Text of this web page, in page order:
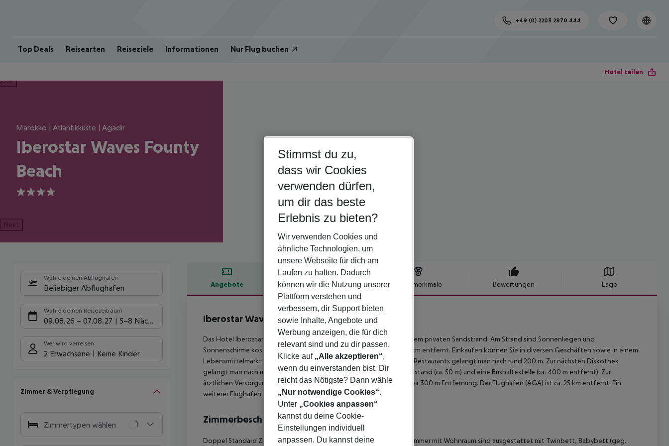
Top Deals Reisearten Reiseziele Informationen Nur Flug buchen
+49 (0) 2203 2970 444
Hotel teilen
Marokko | Atlantikküste | Agadir
Iberostar Waves Founty
Beach
4
Next
Wähle deinen Abflughafen
Beliebiger Abflughafen
Wähle deinen Reisezeitraum
09.08.26 – 07.08.27 5-8 Nächte
Wer wird verreisen
2 Erwachsene Keine Kinder
Zimmer & Verpflegung
Zimmertypen wählen
Angebote Hotelbeschreibung Hotelmerkmale Bewertungen Lage
Hotelbeschreibung
Iberostar Waves Founty Beach
Das Hotel Iberostar Founty Beach befindet sich direkt am Agadir, einem privaten Sandstrand. Am Strand sind Sonnenliegen und
Sonnenschirme kostenlos verfügbar. Die Stadt Marrakech ist ca. 260 km entfernt. Einkaufen können Sie in diversen Geschäften sowie in einem
Lebensmittelmarkt in ca. 2 km Entfernung. Zu den nächsten Bars und Restaurants gelangt man nach rund 200 m. Zur nächsten Diskothek
gelangt man nach rund 300 m. Für Mobilität im Urlaub sorgen ein Taxistand (ca. 50 m) und eine Bushaltestelle (ca. 400 m entfernt). Zur
ärztlichen Versorgung im Notfall befindet sich ein Krankenhaus in etwa 300 m Entfernung. Der Flughafen (AGA) ist ca. 25 km entfernt. Ein
weiterer Flughafen (CMN) liegt in etwa 402 km Entfernung.
Zimmerbeschreibung
Doppel Standard Zimmer (Promotion): Die modern eingerichteten Zimmer mit Wohnraum sind ausgestattet mit Twinbett, Babybett (geg.
Stimmst du zu,
dass wir Cookies
verwenden dürfen,
um dir das beste
Erlebnis zu bieten?
Wir verwenden Cookies und
ähnliche Technologien, um
unsere Webseite für dich am
Laufen zu halten. Dadurch
können wir die Nutzung unserer
Plattform verstehen und
verbessern, dir Support bieten
sowie Inhalte, Angebote und
Werbung anzeigen, die für dich
relevant sind und zu dir passen.
Klicke auf „Alle akzeptieren“,
wenn du einverstanden bist. Dir
reicht das Nötigste? Dann wähle
„Nur notwendige Cookies“.
Unter „Cookies anpassen“
kannst du deine Cookie-
Einstellungen individuell
anpassen. Du kannst deine